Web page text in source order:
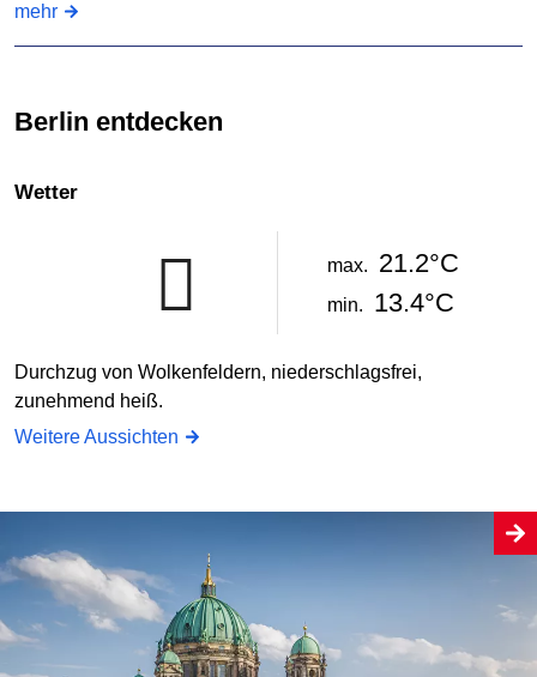
mehr
Berlin entdecken
Wetter
max. 21.2°C
min. 13.4°C
Durchzug von Wolkenfeldern, niederschlagsfrei,
zunehmend heiß.
Weitere Aussichten